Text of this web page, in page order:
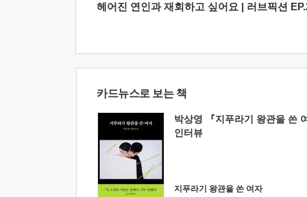
헤어진 연인과 재회하고 싶어요 | 러브픽션
카드뉴스로 보는 책
박상영 『지푸라기 왕관을 쓴
인터뷰
지푸라기 왕관을 쓴 여자